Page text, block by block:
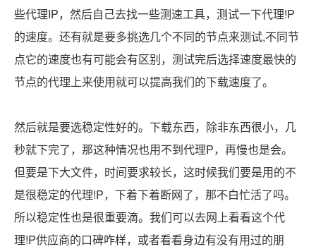
些代理IP，然后自己去找一些测速工具，测试一下代理!P
的速度。还有就是要多挑选几个不同的节点来测试,不同节
点它的速度也有可能会有区别，测试完后选择速度最快的
节点的代理上来使用就可以提高我们的下载速度了。
然后就是要选稳定性好的。下载东西，除非东西很小，几
秒就下完了，那这种情况也用不到代理P，再慢也是会。
但要是下大文件，时间要求较长，这时候我们要是用的不
是很稳定的代理!P，下着下着断网了，那不白忙活了吗。
所以稳定性也是很重要滴。我们可以去网上看看这个代
理!P供应商的口碑咋样，或者看看身边有没有用过的朋